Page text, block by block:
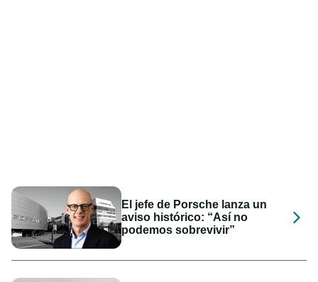
El jefe de Porsche lanza un
aviso histórico: “Así no
podemos sobrevivir”